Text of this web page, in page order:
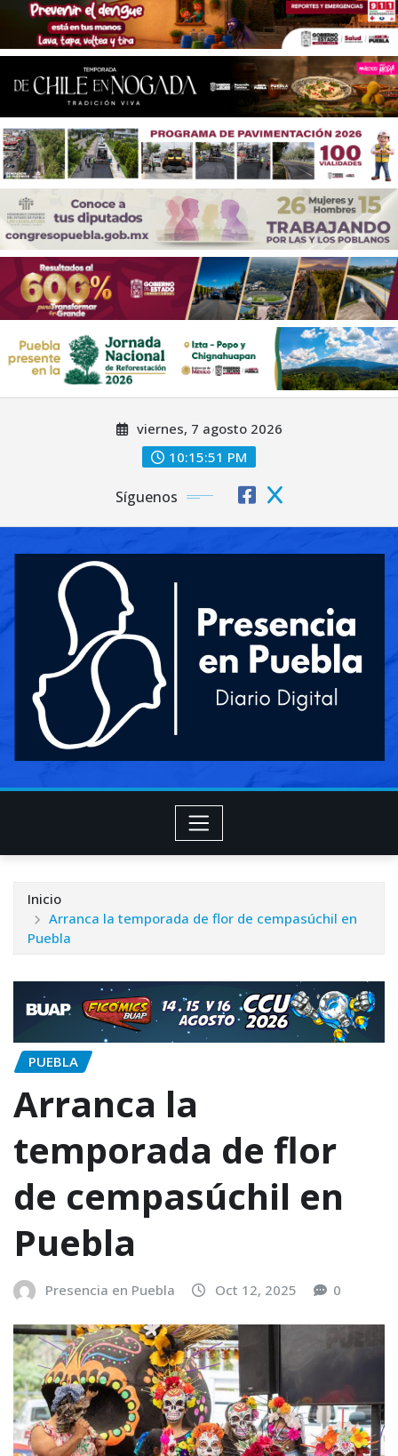
viernes, 7 agosto 2026
10:15:52 PM
Síguenos
Inicio
Arranca la temporada de flor de cempasúchil en
Puebla
PUEBLA
Arranca la
temporada de flor
de cempasúchil en
Puebla
Presencia en Puebla Oct 12, 2025 0